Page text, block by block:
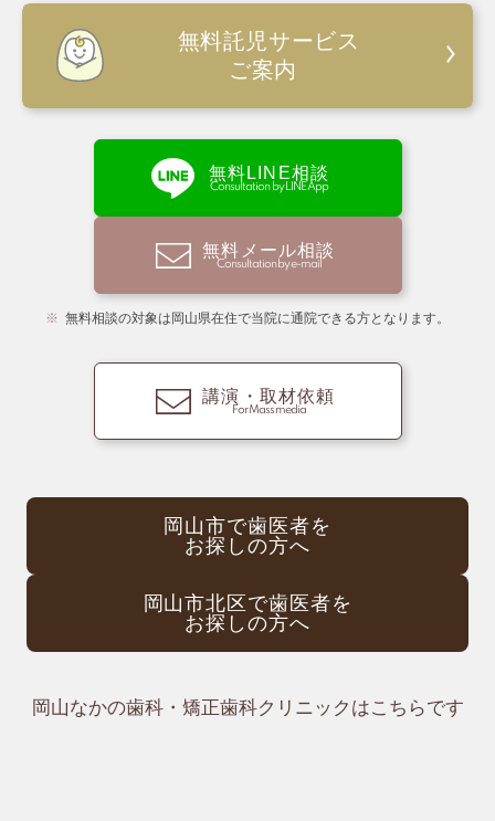
無料託児サービス
ご案内
無料LINE相談
Consultation by LINE App
無料メール相談
Consultation by e-mail
無料相談の対象は岡山県在住で当院に通院できる方となります。
講演・取材依頼
For Mass media
岡山市で歯医者を
お探しの方へ
岡山市北区で歯医者を
お探しの方へ
岡山なかの歯科・矯正歯科クリニックはこちらです